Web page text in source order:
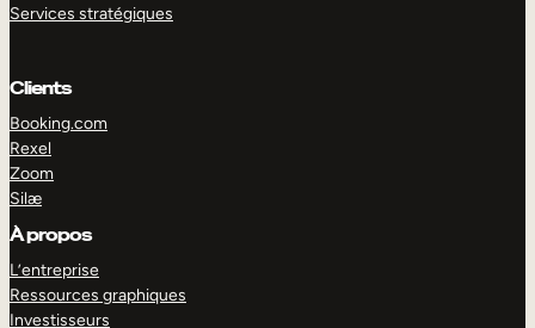
Services stratégiques
Clients
Booking.com
Rexel
Zoom
Silæ
À propos
L’entreprise
Ressources graphiques
Investisseurs